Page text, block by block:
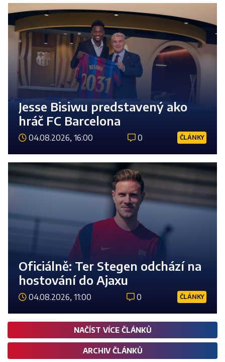
Jesse Bisiwu predstavený ako
hráč FC Barcelona
04.08.2026, 16:00 0 ČLÁNKY
Oficiálně: Ter Stegen odchází na
hostování do Ajaxu
04.08.2026, 11:00 0 ČLÁNKY
NAČÍST VÍCE ČLÁNKŮ
ARCHIV ČLÁNKŮ